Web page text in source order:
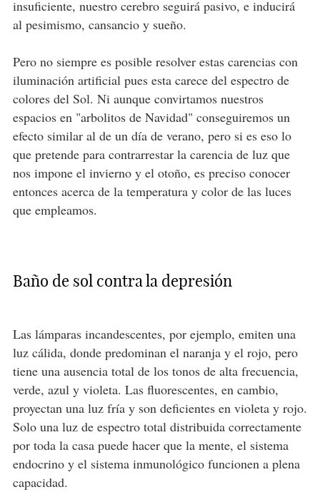
insuficiente, nuestro cerebro seguirá pasivo, e inducirá
al pesimismo, cansancio y sueño.
Pero no siempre es posible resolver estas carencias con
iluminación artificial pues esta carece del espectro de
colores del Sol. Ni aunque convirtamos nuestros
espacios en "arbolitos de Navidad" conseguiremos un
efecto similar al de un día de verano, pero si es eso lo
que pretende para contrarrestar la carencia de luz que
nos impone el invierno y el otoño, es preciso conocer
entonces acerca de la temperatura y color de las luces
que empleamos.
Baño de sol contra la depresión
Las lámparas incandescentes, por ejemplo, emiten una
luz cálida, donde predominan el naranja y el rojo, pero
tiene una ausencia total de los tonos de alta frecuencia,
verde, azul y violeta. Las fluorescentes, en cambio,
proyectan una luz fría y son deficientes en violeta y rojo.
Solo una luz de espectro total distribuida correctamente
por toda la casa puede hacer que la mente, el sistema
endocrino y el sistema inmunológico funcionen a plena
capacidad.